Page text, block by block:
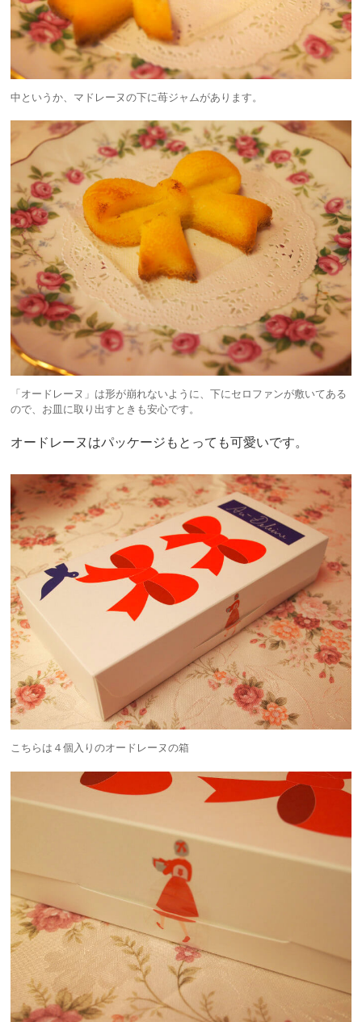
中というか、マドレーヌの下に苺ジャムがあります。
「オードレーヌ」は形が崩れないように、下にセロファンが敷いてある
ので、お皿に取り出すときも安心です。
オードレーヌはパッケージもとっても可愛いです。
こちらは４個入りのオードレーヌの箱